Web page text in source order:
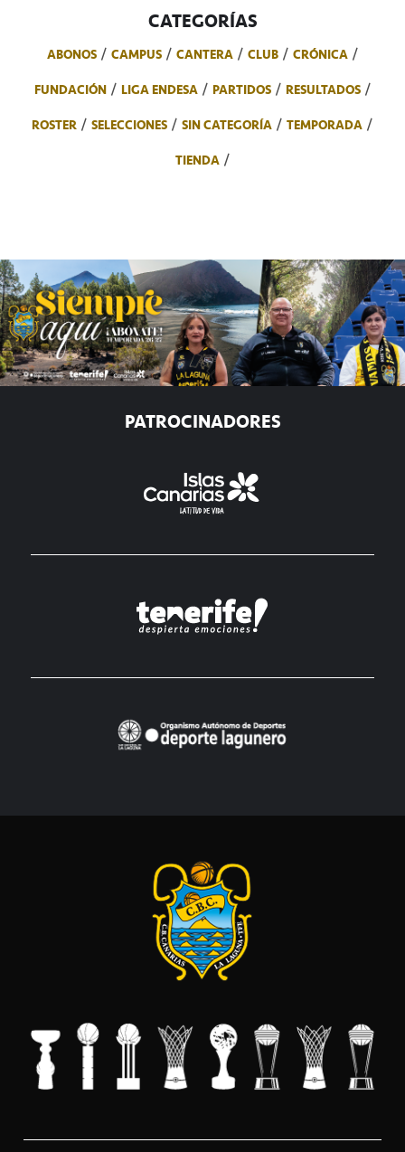
CATEGORÍAS
ABONOS CAMPUS CANTERA CLUB
CRÓNICA
FUNDACIÓN
LIGA ENDESA PARTIDOS
RESULTADOS
ROSTER
SELECCIONES SIN CATEGORÍA
TEMPORADA
TIENDA
PATROCINADORES